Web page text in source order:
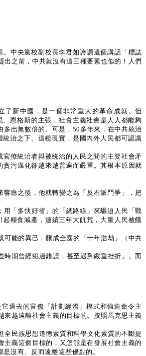
中央黨校副校長李君如誇讚這個講話「標誌
之前，中共就沒有這三種要素也似的！人們
新中國，是一個非常重大的革命成就。但
恩格斯的主張，社會主義社會是人人都能夠
出無數倍的。可是，50多年來，在中共統治
治之下。這種現實，是國內外人民都可認識
僚統治者與被統治的人民之間的主要社會矛
污腐化卻越來越普遍而嚴重。其根本原因就
應之後，他就轉變之為「反右派鬥爭」，把
「多快好省」的「總路線」來驅迫人民「戰
糧食減產，連續三年大飢荒，大量人民被餓
能的異己，釀成全國的「十年浩劫」（中共
期曾經犯過錯誤，甚至遇到嚴重挫折」。而
過去的官僚「計劃經濟」模式和強迫命令主
越遠離社會主義的目標的。按照馬克思主義
全民族思想道德素質和科學文化素質的不斷提
義這個目標的，又怎能是在發展社會主義的
沒有、反而遠離這些優點的。